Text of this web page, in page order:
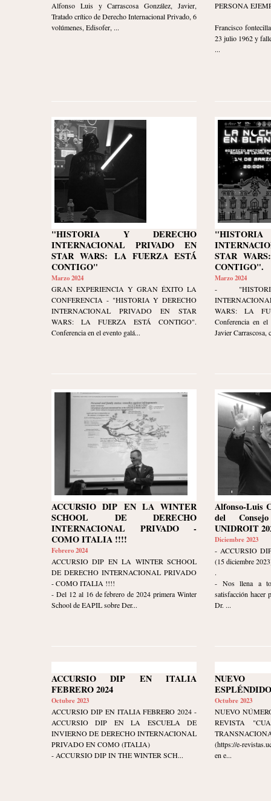
Alfonso Luis y Carrascosa González, Javier,
Tratado crítico de Derecho Internacional Privado, 6
volúmenes, Edisofer, ...
PERSONA
Francisco
23 julio 1962 y
...
"HISTORIA Y DERECHO
INTERNACIONAL PRIVADO EN
STAR WARS: LA FUERZA ESTÁ
CONTIGO"
Marzo 2024
GRAN EXPERIENCIA Y GRAN ÉXITO LA
CONFERENCIA - "HISTORIA Y DERECHO
INTERNACIONAL PRIVADO EN STAR
WARS: LA FUERZA ESTÁ CONTIGO".
Conferencia en el evento galá...
STAR
CONTIGO".
Marzo 2024
-
WARS: LA
Conferencia en
Javier
ACCURSIO DIP EN LA WINTER
SCHOOL DE DERECHO
INTERNACIONAL PRIVADO -
COMO ITALIA !!!!
Febrero 2024
ACCURSIO DIP EN LA WINTER SCHOOL
DE DERECHO INTERNACIONAL PRIVADO
- COMO ITALIA !!!!
- Del 12 al 16 de febrero de 2024 primera Winter
School de EAPIL sobre Der...
Alfonso-Luis
del
UNIDROIT
Diciembre 2023
- ACCURSIO
(15 diciembre
.
- Nos llena a
satisfacción
Dr. ...
ACCURSIO DIP EN ITALIA
FEBRERO 2024
Octubre 2023
ACCURSIO DIP EN ITALIA FEBRERO 2024 -
ACCURSIO DIP EN LA ESCUELA DE
INVIERNO DE DERECHO INTERNACIONAL
PRIVADO EN COMO (ITALIA)
- ACCURSIO DIP IN THE WINTER SCH...
Octubre 2023
NUEVO
REVISTA
(https://e-
en e...